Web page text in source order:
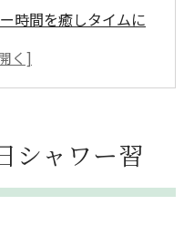
時間を癒しタイムに
ャワー活用のポイン
る体質改善の第一歩
ャワー活用術
の疲れを優しく解消
シャワー習